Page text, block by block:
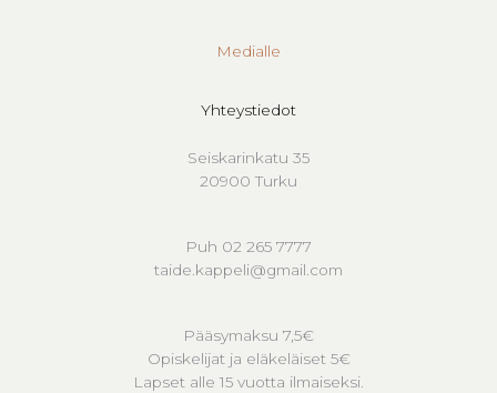
Medialle
Yhteystiedot
Seiskarinkatu 35
20900 Turku
Puh 02 265 7777
taide.kappeli@gmail.com
Pääsymaksu 7,5€
Opiskelijat ja eläkeläiset 5€
Lapset alle 15 vuotta ilmaiseksi.